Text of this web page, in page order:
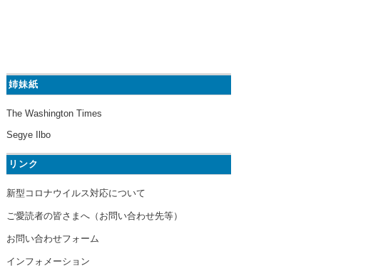
姉妹紙
The Washington Times
Segye Ilbo
リンク
新型コロナウイルス対応について
ご愛読者の皆さまへ（お問い合わせ先等）
お問い合わせフォーム
インフォメーション